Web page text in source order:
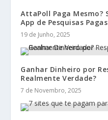
AttaPoll Paga Mesmo?
App de Pesquisas Pagas
19 de Junho, 2025
Ganhar Dinheiro por
Realmente Verdade?
7 de Novembro, 2025